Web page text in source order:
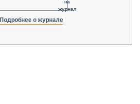
на
журнал
Подробнее о журнале